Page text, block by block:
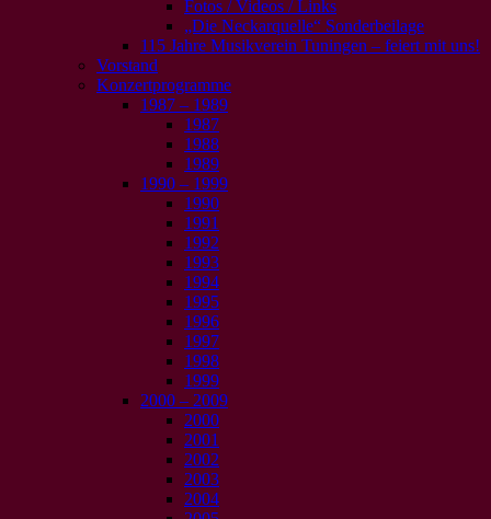
Fotos / Videos / Links
„Die Neckarquelle“ Sonderbeilage
115 Jahre Musikverein Tuningen – feiert mit uns!
Vorstand
Konzertprogramme
1987 – 1989
1987
1988
1989
1990 – 1999
1990
1991
1992
1993
1994
1995
1996
1997
1998
1999
2000 – 2009
2000
2001
2002
2003
2004